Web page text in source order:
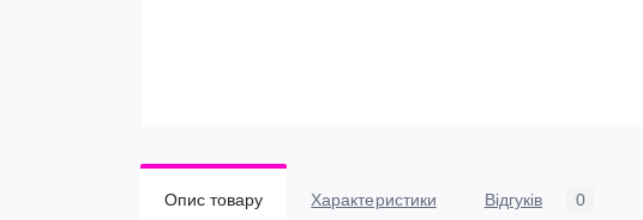
Опис товару Характеристики Відгуків 0